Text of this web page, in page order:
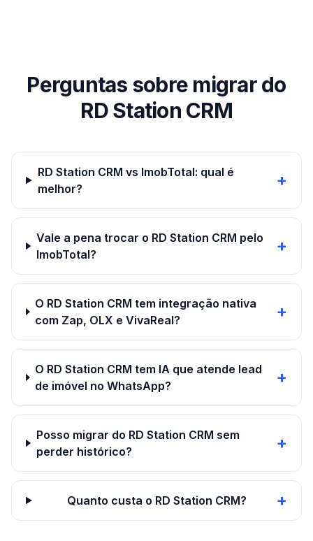
Perguntas sobre migrar do
RD Station CRM
RD Station CRM vs ImobTotal: qual é
melhor?
+
Vale a pena trocar o RD Station CRM pelo
ImobTotal?
+
O RD Station CRM tem integração nativa
com Zap, OLX e VivaReal?
+
O RD Station CRM tem IA que atende lead
de imóvel no WhatsApp?
+
Posso migrar do RD Station CRM sem
perder histórico?
+
Quanto custa o RD Station CRM? +